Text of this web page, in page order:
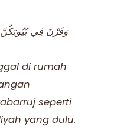
وَقَرْنَ فِي بُيُوتِكُنَّ
di rumah
seperti
yang dulu.